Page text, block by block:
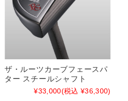
ザ・ルーツカーブフェースパ
ター スチールシャフト
¥33,000(税込 ¥36,300)